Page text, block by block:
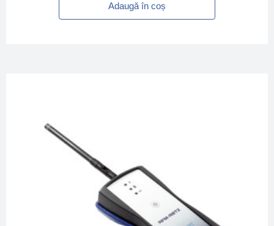
Adaugă în coș